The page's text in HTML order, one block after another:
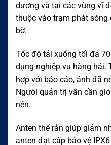
dương và tại các vùng vĩ
thuộc vào trạm phát
bờ.
Tốc độ tải xuống tối đa
dụng nghiệp vụ hàng hải.
hợp với báo cáo, ảnh đã
Người quản trị vẫn cần
nền.
Anten thể rắn giúp giảm
anten đạt cấp bảo vệ